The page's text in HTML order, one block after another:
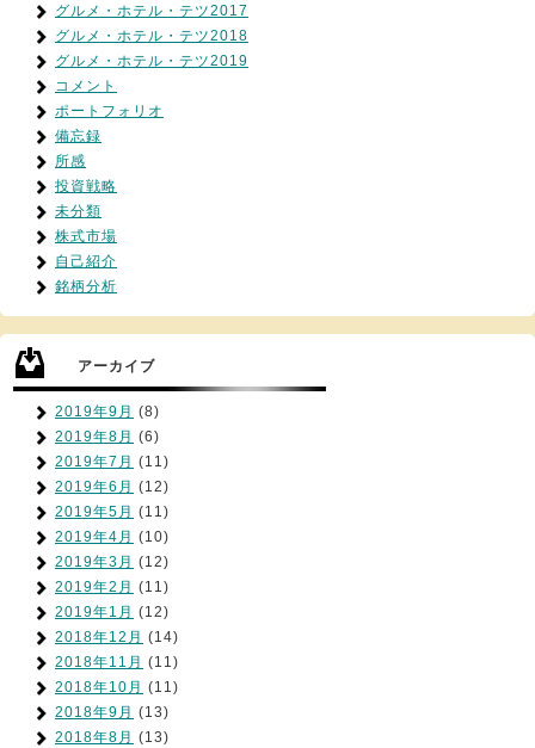
グルメ・ホテル・テツ2017
グルメ・ホテル・テツ2018
グルメ・ホテル・テツ2019
コメント
ポートフォリオ
備忘録
所感
投資戦略
未分類
株式市場
自己紹介
銘柄分析
アーカイブ
2019年9月 (8)
2019年8月 (6)
2019年7月 (11)
2019年6月 (12)
2019年5月 (11)
2019年4月 (10)
2019年3月 (12)
2019年2月 (11)
2019年1月 (12)
2018年12月 (14)
2018年11月 (11)
2018年10月 (11)
2018年9月 (13)
2018年8月 (13)